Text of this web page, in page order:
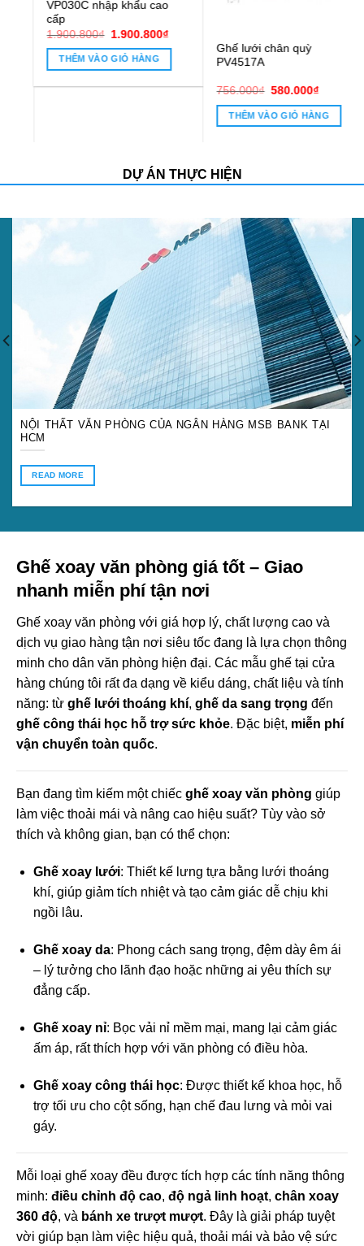
Ghế lưới chân quỳ
PV4517A
756.000₫ Giá
580.000₫Giá
Ghế chân quỳ lưới PVC16C
1.100.000₫ Giá
là:
1.100.000₫.
850.000₫Giá
tại
là:
THÊM VÀO GIỎ HÀNG
DỰ ÁN THỰC HIỆN
NỘI THẤT VĂN PHÒNG CỦA NGÂN HÀNG MSB BANK TẠI
HCM
READ MORE
Ghế xoay văn phòng giá tốt – Giao
nhanh miễn phí tận nơi
Ghế xoay văn phòng với giá hợp lý, chất lượng cao và
dịch vụ giao hàng tận nơi siêu tốc đang là lựa chọn thông
minh cho dân văn phòng hiện đại. Các mẫu ghế tại cửa
hàng chúng tôi rất đa dạng về kiểu dáng, chất liệu và tính
năng: từ ghế lưới thoáng khí, ghế da sang trọng đến
ghế công thái học hỗ trợ sức khỏe. Đặc biệt, miễn phí
vận chuyển toàn quốc.
Bạn đang tìm kiếm một chiếc ghế xoay văn phòng giúp
làm việc thoải mái và nâng cao hiệu suất? Tùy vào sở
thích và không gian, bạn có thể chọn:
Ghế xoay lưới: Thiết kế lưng tựa bằng lưới thoáng
khí, giúp giảm tích nhiệt và tạo cảm giác dễ chịu khi
ngồi lâu.
Ghế xoay da: Phong cách sang trọng, đệm dày êm ái
– lý tưởng cho lãnh đạo hoặc những ai yêu thích sự
đẳng cấp.
Ghế xoay nỉ: Bọc vải nỉ mềm mại, mang lại cảm giác
ấm áp, rất thích hợp với văn phòng có điều hòa.
Ghế xoay công thái học: Được thiết kế khoa học, hỗ
trợ tối ưu cho cột sống, hạn chế đau lưng và mỏi vai
gáy.
Mỗi loại ghế xoay đều được tích hợp các tính năng thông
minh: điều chỉnh độ cao, độ ngả linh hoạt, chân xoay
360 độ, và bánh xe trượt mượt. Đây là giải pháp tuyệt
vời giúp bạn làm việc hiệu quả, thoải mái và bảo vệ sức